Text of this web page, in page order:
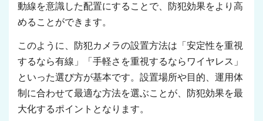
動線を意識した配置にすることで、防犯効果をより高
めることができます。
このように、防犯カメラの設置方法は「安定性を重視
するなら有線」「手軽さを重視するならワイヤレス」
といった選び方が基本です。設置場所や目的、運用体
制に合わせて最適な方法を選ぶことが、防犯効果を最
大化するポイントとなります。